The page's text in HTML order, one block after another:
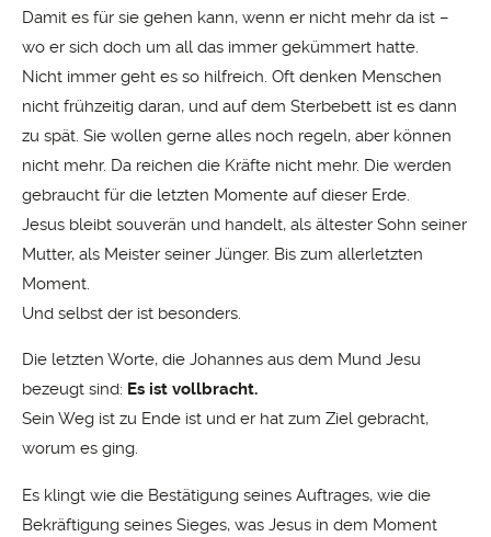
Damit es für sie gehen kann, wenn er nicht mehr da ist –
wo er sich doch um all das immer gekümmert hatte.
Nicht immer geht es so hilfreich. Oft denken Menschen
nicht frühzeitig daran, und auf dem Sterbebett ist es dann
zu spät. Sie wollen gerne alles noch regeln, aber können
nicht mehr. Da reichen die Kräfte nicht mehr. Die werden
gebraucht für die letzten Momente auf dieser Erde.
Jesus bleibt souverän und handelt, als ältester Sohn seiner
Mutter, als Meister seiner Jünger. Bis zum allerletzten
Moment.
Und selbst der ist besonders.
Die letzten Worte, die Johannes aus dem Mund Jesu
bezeugt sind: Es ist vollbracht.
Sein Weg ist zu Ende ist und er hat zum Ziel gebracht,
worum es ging.
Es klingt wie die Bestätigung seines Auftrages, wie die
Bekräftigung seines Sieges, was Jesus in dem Moment